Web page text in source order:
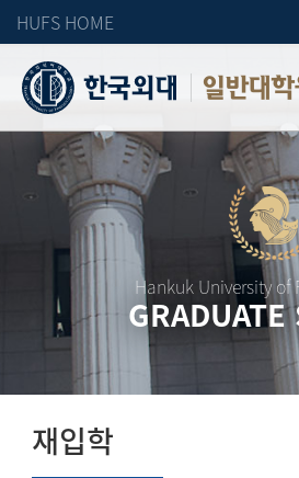
HUFS HOME
일반대학
Hankuk University of
재입학